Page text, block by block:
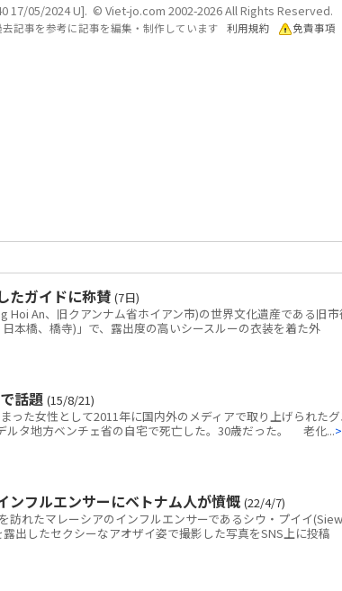
17/05/2024 U]. © Viet-jo.com 2002-2026 All Rights Reserved.
記事を参考に記事を編集・制作しています 利用規約 免責事項
たガイドに称賛 (7日)
An、旧クアンナム省ホイアン市)の世界文化遺産である旧
本橋、橋寺)」で、露出度の高いシースルーの衣装を着た外
話題 (15/8/21)
った女性として2011年に国内外のメディアで取り上げられた
ルタ地方ベンチェ省の自宅で死亡した。30歳だった。 老化...
ンフルエンサーにベトナム人が憤慨 (22/4/7)
訪れたマレーシアのインフルエンサーであるシウ・プイイ(Siew
出したセクシーなアオザイ姿で撮影した写真をSNS上に投稿